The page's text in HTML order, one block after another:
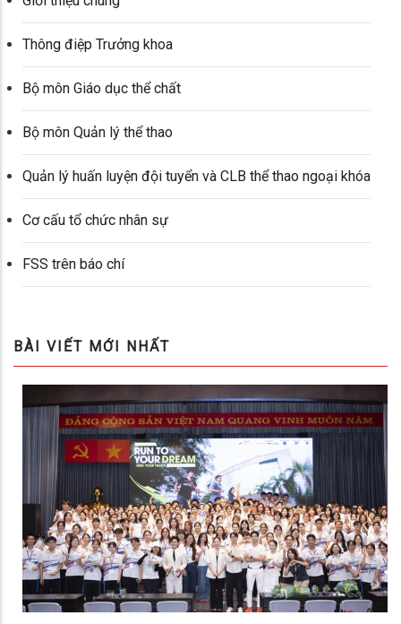
Thông điệp Trưởng khoa
Bộ môn Giáo dục thể chất
Bộ môn Quản lý thể thao
Quản lý huấn luyện đội tuyển và CLB thể thao ngoại khóa
Cơ cấu tổ chức nhân sự
FSS trên báo chí
BÀI VIẾT MỚI NHẤT